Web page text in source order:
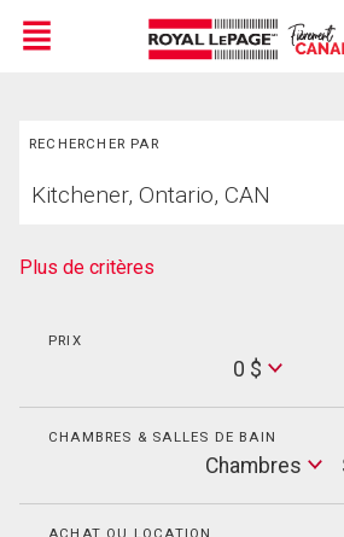
Menu
RECHERCHER PAR
votre
Plus de critères
PRIX
0 $
CHAMBRES & SALLES DE BAIN
Chambres
ACHAT OU LOCATION